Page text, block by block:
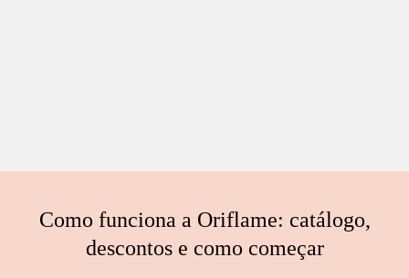
Como funciona a Oriflame: catálogo,
descontos e como começar